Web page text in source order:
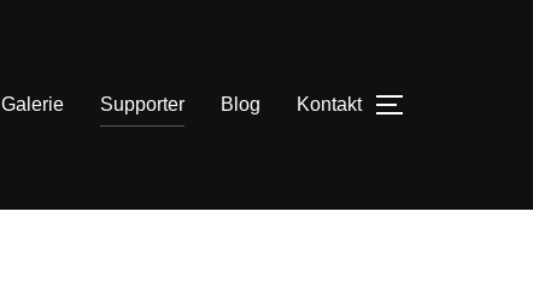
Galerie Supporter Blog Kontakt